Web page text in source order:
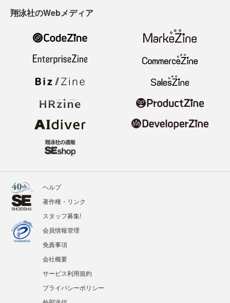
翔泳社のWebメディア
ヘルプ
著作権・リンク
スタッフ募集!
会員情報管理
免責事項
会社概要
サービス利用規約
プライバシーポリシー